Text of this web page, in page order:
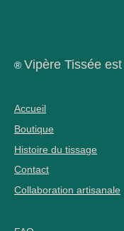
® Vipère Tissée
Accueil
Boutique
Histoire du tissage
Contact
Collaboration artisanale